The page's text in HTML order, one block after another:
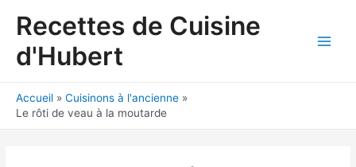
Recettes de Cuisine
d'Hubert
Accueil
Cuisinons à l'ancienne
Le rôti de veau à la moutarde